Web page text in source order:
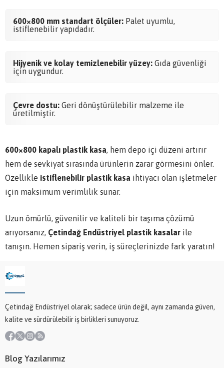
600×800 mm standart ölçüler: Palet uyumlu,
istiflenebilir yapıdadır.
Hijyenik ve kolay temizlenebilir yüzey: Gıda güvenliği
için uygundur.
Çevre dostu: Geri dönüştürülebilir malzeme ile
üretilmiştir.
600×800 kapalı plastik kasa, hem depo içi düzeni artırır
hem de sevkiyat sırasında ürünlerin zarar görmesini önler.
Özellikle istiflenebilir plastik kasa ihtiyacı olan işletmeler
için maksimum verimlilik sunar.
Uzun ömürlü, güvenilir ve kaliteli bir taşıma çözümü
arıyorsanız, Çetindağ Endüstriyel plastik kasalar ile
tanışın. Hemen sipariş verin, iş süreçlerinizde fark yaratın!
Çetindağ Endüstriyel olarak; sadece ürün değil, aynı zamanda güven,
kalite ve sürdürülebilir iş birlikleri sunuyoruz.
Blog Yazılarımız